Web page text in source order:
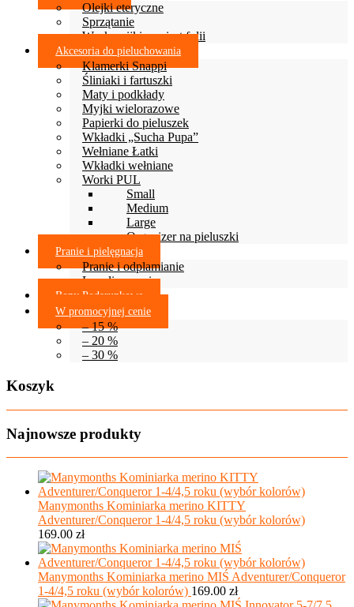
Olejki eteryczne
Sprzątanie
Woskowijki zamiast folii
Akcesoria do pieluchowania
Klamerki Snappi
Śliniaki i fartuszki
Maty i podkłady
Myjki wielorazowe
Papierki do pieluszek
Wkładki „Sucha Pupa”
Wełniane Łatki
Wkładki wełniane
Worki PUL
Small
Medium
Large
Organizer na pieluszki
Pranie i pielęgnacja
Pranie i odplamianie
Lanolinowanie
Bony Podarunkowe
W promocyjnej cenie
– 15 %
– 20 %
– 30 %
Koszyk
Najnowsze produkty
Manymonths Kominiarka merino KITTY
Adventurer/Conqueror 1-4/4,5 roku (wybór kolorów)
169.00 zł
Manymonths Kominiarka merino MIŚ Adventurer/Conqueror
1-4/4,5 roku (wybór kolorów) 169.00 zł